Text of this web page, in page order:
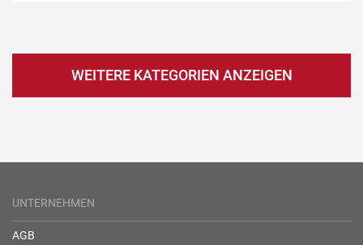
WEITERE KATEGORIEN ANZEIGEN
UNTERNEHMEN
AGB